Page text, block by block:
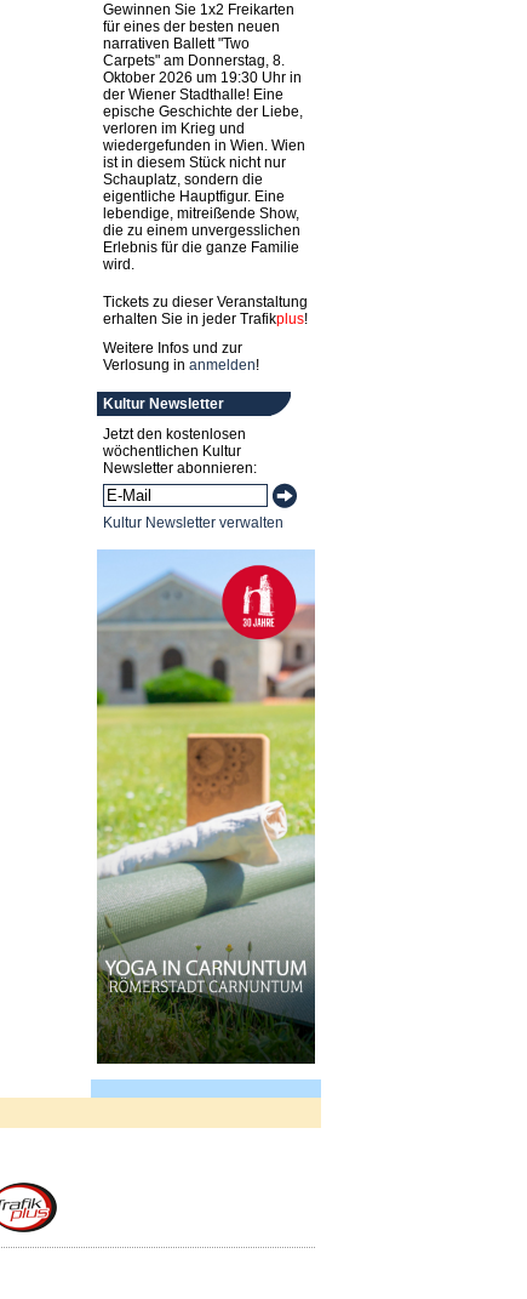
Gewinnen Sie 1x2 Freikarten
für eines der besten neuen
narrativen Ballett "Two
Carpets" am Donnerstag, 8.
Oktober 2026 um 19:30 Uhr in
der Wiener Stadthalle! Eine
epische Geschichte der Liebe,
verloren im Krieg und
wiedergefunden in Wien. Wien
ist in diesem Stück nicht nur
Schauplatz, sondern die
eigentliche Hauptfigur. Eine
lebendige, mitreißende Show,
die zu einem unvergesslichen
Erlebnis für die ganze Familie
wird.
Tickets zu dieser Veranstaltung
erhalten Sie in jeder Trafikplus!
Weitere Infos und zur
Verlosung in anmelden!
Kultur Newsletter
Jetzt den kostenlosen
wöchentlichen Kultur
Newsletter abonnieren:
Kultur Newsletter verwalten